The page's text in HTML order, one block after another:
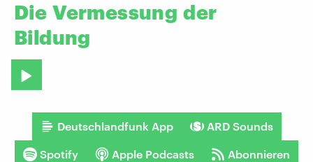
Die Vermessung der
Bildung
Deutschlandfunk App ARD Sounds
Spotify Apple Podcasts Abonnieren